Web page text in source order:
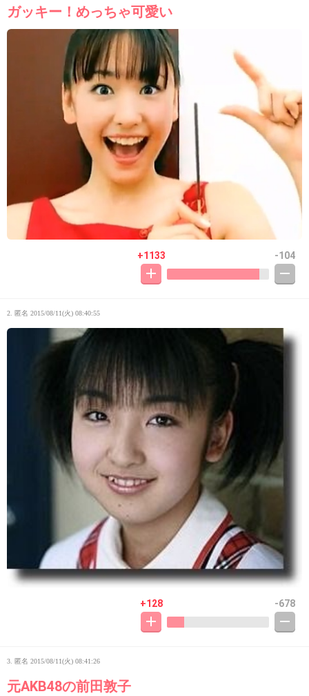
ガッキー！めっちゃ可愛い
+1133 -104
2. 匿名 2015/08/11(火) 08:40:55
+128 -678
3. 匿名 2015/08/11(火) 08:41:26
元AKB48の前田敦子